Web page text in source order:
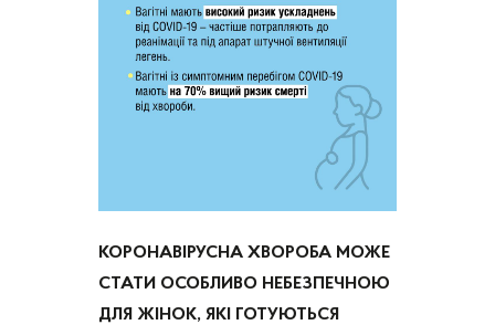
КОРОНАВІРУСНА‌ ‌ХВОРОБА‌ ‌МОЖЕ‌
‌СТАТИ ‌ОСОБЛИВО‌ ‌НЕБЕЗПЕЧНОЮ‌
‌ДЛЯ‌ ‌ЖІНОК,‌ ‌ЯКІ‌ ‌ГОТУЮТЬСЯ‌